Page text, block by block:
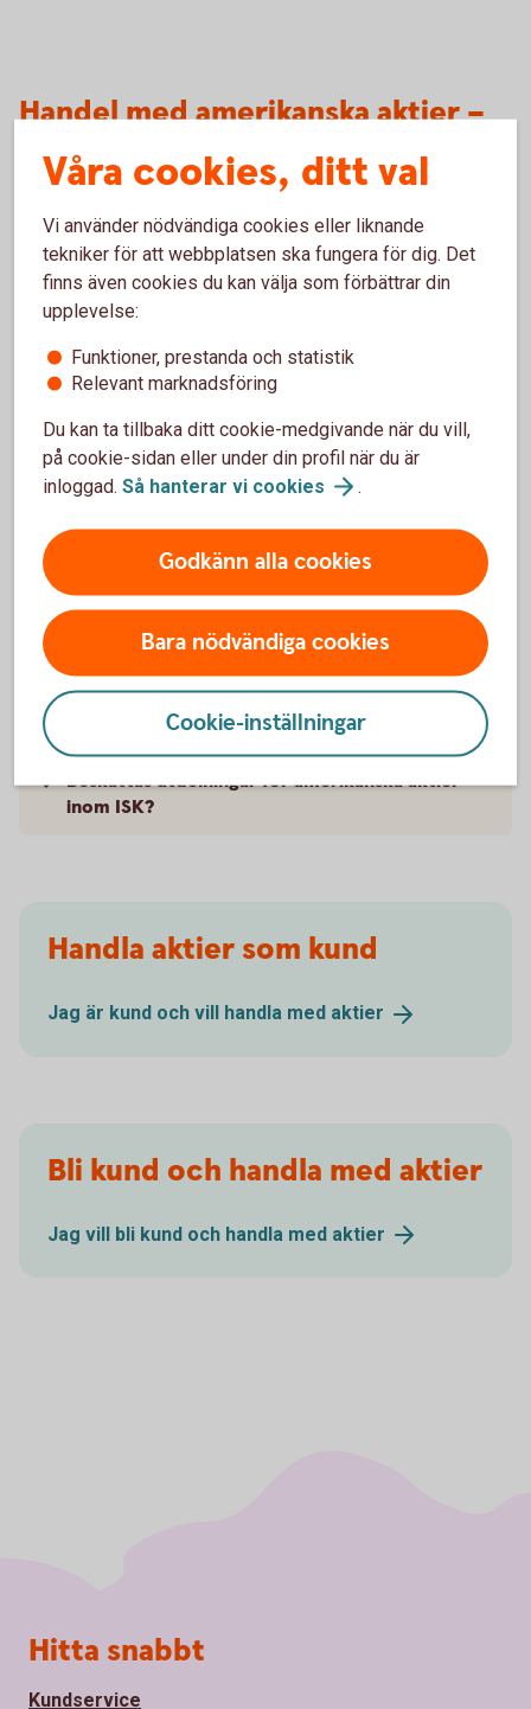
Handel med amerikanska aktier –
frågor och svar
Vilka aktier finns tillgängliga för handel i
Internetbanken och appen?
Vad gäller för övriga noterade amerikanska
aktier, utöver de cirka 800?
När ska aktierna betalas?
När kan man lägga order?
Varför är det fördröjda kurser för amerikanska
Måste man ha valuta USD för att kunna handla
amerikanska aktier?
Beskattas utdelningar för amerikanska aktier
inom ISK?
Handla aktier som kund
Jag är kund och vill handla med aktier
Bli kund och handla med aktier
Jag vill bli kund och handla med aktier
Våra cookies, ditt val
Vi använder nödvändiga cookies eller liknande
tekniker för att webbplatsen ska fungera för dig. Det
finns även cookies du kan välja som förbättrar din
upplevelse:
Funktioner, prestanda och statistik
Relevant marknadsföring
Du kan ta tillbaka ditt cookie-medgivande när du vill,
på cookie-sidan eller under din profil när du är
inloggad. Så hanterar vi cookies .
Godkänn alla cookies
Bara nödvändiga cookies
Cookie-inställningar
Sidfot
Hitta snabbt
Kundservice